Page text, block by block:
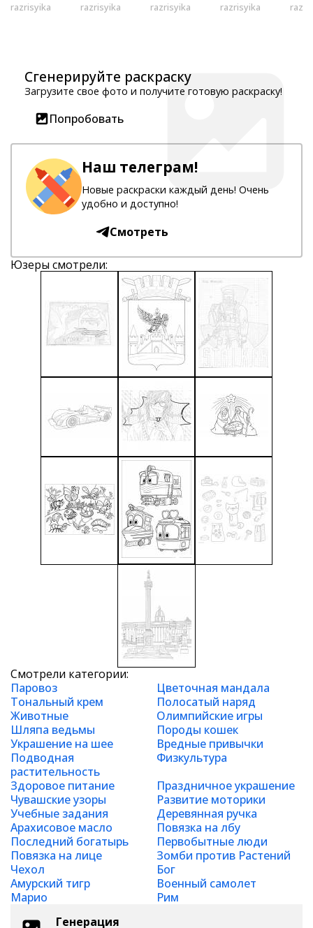
razrisyika razrisyika razrisyika razrisyika
Сгенерируйте раскраску
Загрузите свое фото и получите готовую раскраску!
Попробовать
Наш телеграм!
Новые раскраски каждый день! Очень
удобно и доступно!
Смотреть
Юзеры смотрели:
Смотрели категории:
Паровоз
Цветочная мандала
Тональный крем
Полосатый наряд
Животные
Олимпийские игры
Шляпа ведьмы
Породы кошек
Украшение на шее
Вредные привычки
Подводная
растительность
Физкультура
Здоровое питание
Праздничное украшение
Чувашские узоры
Развитие моторики
Учебные задания
Деревянная ручка
Арахисовое масло
Повязка на лбу
Последний богатырь
Первобытные люди
Повязка на лице
Зомби против Растений
Чехол
Бог
Амурский тигр
Военный самолет
Марио
Рим
Генерация